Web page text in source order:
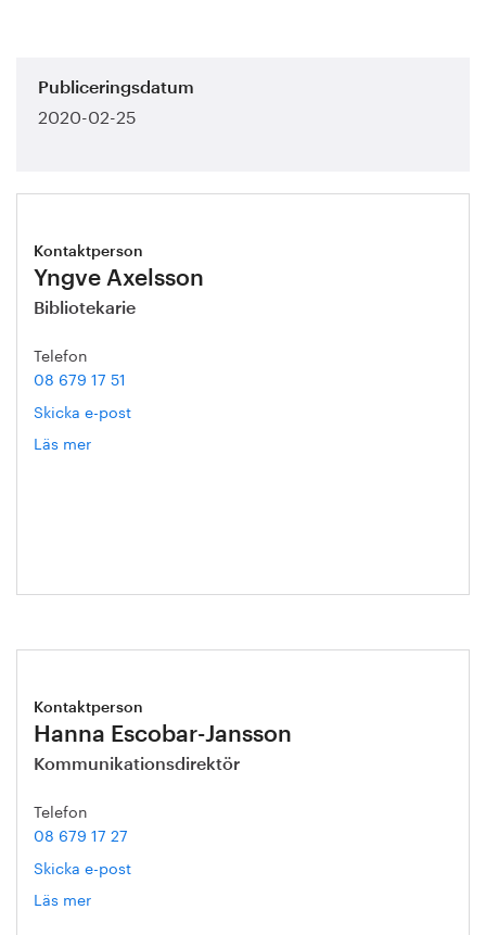
Publiceringsdatum
2020-02-25
Kontaktperson
Yngve Axelsson
Bibliotekarie
Telefon
08 679 17 51
Skicka e-post
Läs mer
Kontaktperson
Hanna Escobar-Jansson
Kommunikationsdirektör
Telefon
08 679 17 27
Skicka e-post
Läs mer